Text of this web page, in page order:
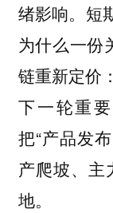
绪影响。短
为什么一份
链重新定价
下一轮重
把“产品发
产爬坡、主
地。